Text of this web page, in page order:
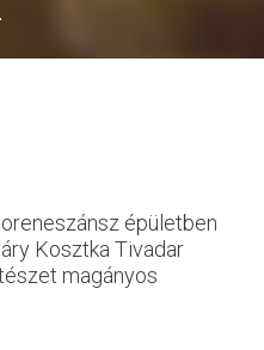
épületben
Kosztka Tivadar
magányos